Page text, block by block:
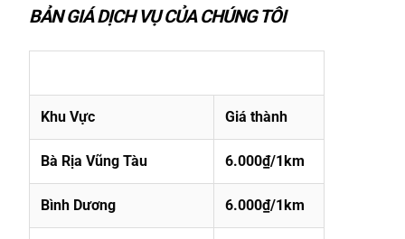
BẢN GIÁ DỊCH VỤ CỦA CHÚNG TÔI
Khu Vực Giá thành
Bà Rịa Vũng Tàu 6.000₫/1km
Bình Dương 6.000₫/1km